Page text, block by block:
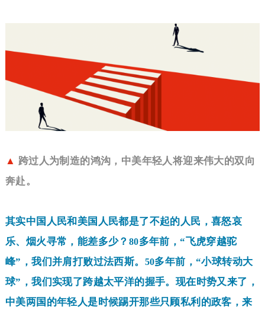
▲ 跨过人为制造的鸿沟，中美年轻人将迎来伟大的双向
奔赴。
其实中国人民和美国人民都是了不起的人民，喜怒哀
乐、烟火寻常，能差多少？ 80多年前，“飞虎穿越驼
峰”，我们并肩打败过法西斯。 50多年前，“小球转动大
球”，我们实现了跨越太平洋的握手。现在时势又来了，
中美两国的年轻人是时候踢开那些只顾私利的政客，来